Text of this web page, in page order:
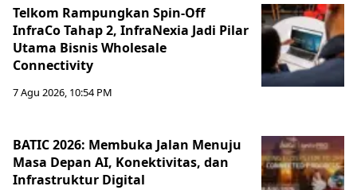
Telkom Rampungkan Spin-Off
InfraCo Tahap 2, InfraNexia Jadi Pilar
Utama Bisnis Wholesale
Connectivity
7 Agu 2026, 10:54 PM
BATIC 2026: Membuka Jalan Menuju
Masa Depan AI, Konektivitas, dan
Infrastruktur Digital